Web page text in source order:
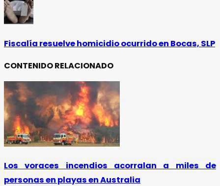
Fiscalía resuelve homicidio ocurrido en Bocas, SLP
CONTENIDO RELACIONADO
Los voraces incendios acorralan a miles de
personas en playas en Australia